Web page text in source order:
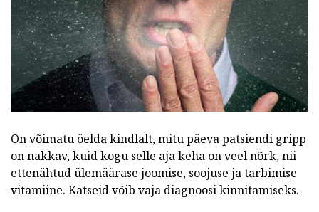
On võimatu öelda kindlalt, mitu päeva patsiendi gripp
on nakkav, kuid kogu selle aja keha on veel nõrk, nii
ettenähtud ülemäärase joomise, soojuse ja tarbimise
vitamiine. Katseid võib vaja diagnoosi kinnitamiseks.